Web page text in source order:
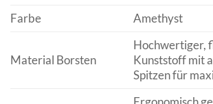
Farbe
Amethyst
Material Borsten
Hochwertiger,
Kunststoff mit
Spitzen für